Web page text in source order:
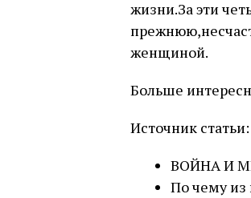
жизни.За эти
женщиной.
Больше
Источник
ВОЙНА И
По чему из